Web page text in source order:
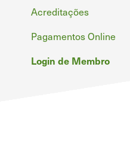
Acreditações
Pagamentos Online
Login de Membro